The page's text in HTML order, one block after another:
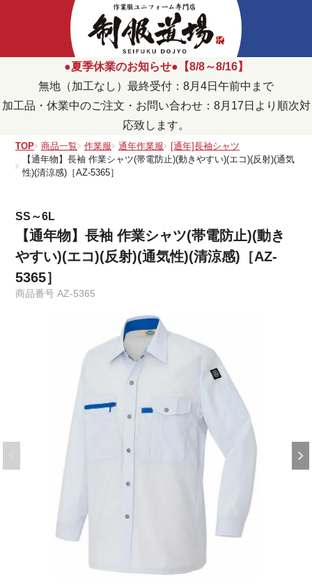
●夏季休業のお知らせ●【8/8～8/16】
無地（加工なし）最終受付：8月4日午前中まで
加工品・休業中のご注文・お問い合わせ：8月17日より順次対
応致します。
TOP 商品一覧 作業服 通年作業服
[通年]長袖シャツ
【通年物】長袖 作業シャツ(帯電防止)(動きやすい)(エコ)(反射)(通気
性)(清涼感)［AZ-5365］
SS～6L
【通年物】長袖 作業シャツ(帯電防止)(動き
やすい)(エコ)(反射)(通気性)(清涼感)［AZ-
5365］
商品番号 AZ-5365